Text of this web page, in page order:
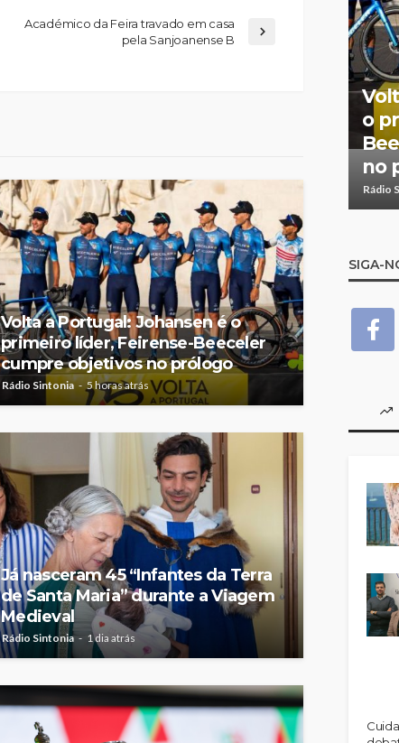
Académico da Feira travado em casa
pela Sanjoanense B
Volta a Portugal: Johansen é o
primeiro líder, Feirense-Beeceler
cumpre objetivos no prólogo
Rádio Sintonia 5 horas atrás
Já nasceram 45 “Infantes da Terra
de Santa Maria” durante a Viagem
Medieval
Rádio Sintonia 1 dia atrás
Rádio Sintonia 21 minutos atrás
o
no
Rádio
SIGA-